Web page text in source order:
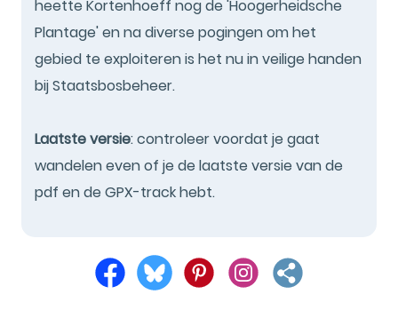
heette Kortenhoeff nog de 'Hoogerheidsche
Plantage' en na diverse pogingen om het
gebied te exploiteren is het nu in veilige handen
bij Staatsbosbeheer.
Laatste versie: controleer voordat je gaat
wandelen even of je de laatste versie van de
pdf en de GPX-track hebt.